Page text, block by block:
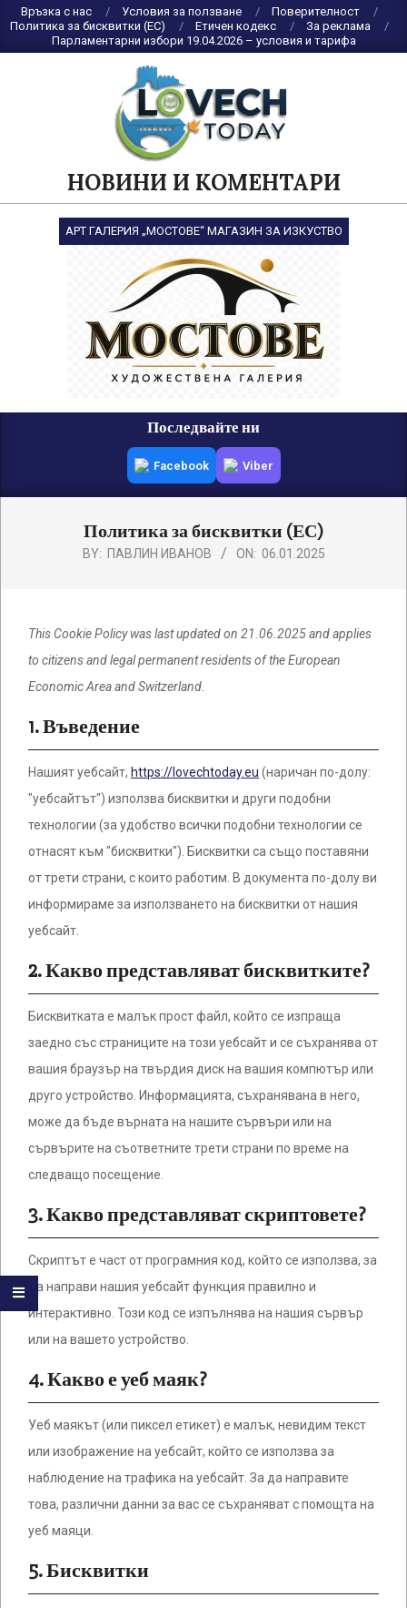
Skip
to
content
Връзка с нас Условия за ползване
Поверителност
Политика за бисквитки (ЕС)
Етичен кодекс
За реклама
Парламентарни избори 19.04.2026 – условия и тарифа
НОВИНИ И КОМЕНТАРИ
АРТ ГАЛЕРИЯ „МОСТОВЕ“ МАГАЗИН ЗА ИЗКУСТВО
Последвайте ни
Facebook Viber
Политика за бисквитки (ЕС)
BY: ПАВЛИН ИВАНОВ ON: 06.01.2025
This Cookie Policy was last updated on 21.06.2025 and applies
to citizens and legal permanent residents of the European
Economic Area and Switzerland.
1. Въведение
Нашият уебсайт, https://lovechtoday.eu (наричан по-долу:
"уебсайтът") използва бисквитки и други подобни
технологии (за удобство всички подобни технологии се
отнасят към "бисквитки"). Бисквитки са също поставяни
от трети страни, с които работим. В документа по-долу ви
информираме за използването на бисквитки от нашия
уебсайт.
2. Какво представляват бисквитките?
Бисквитката е малък прост файл, който се изпраща
заедно със страниците на този уебсайт и се съхранява от
вашия браузър на твърдия диск на вашия компютър или
друго устройство. Информацията, съхранявана в него,
може да бъде върната на нашите сървъри или на
сървърите на съответните трети страни по време на
следващо посещение.
3. Какво представляват скриптовете?
Скриптът е част от програмния код, който се използва, за
да направи нашия уебсайт функция правилно и
интерактивно. Този код се изпълнява на нашия сървър
или на вашето устройство.
4. Какво е уеб маяк?
Уеб маякът (или пиксел етикет) е малък, невидим текст
или изображение на уебсайт, който се използва за
наблюдение на трафика на уебсайт. За да направите
това, различни данни за вас се съхраняват с помощта на
уеб маяци.
5. Бисквитки